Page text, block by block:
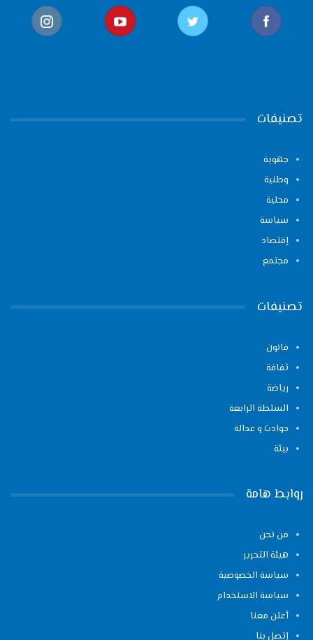
تصنيفات
جهوية
وطنية
محلية
سياسة
إقتصاد
مجتمع
تصنيفات
قانون
ثقافة
رياضة
السلطة الرابعة
حوادث و عدالة
بيئة
روابط هامة
من نحن
هيئة التحرير
سياسة الخصوصية
سياسة الاستخدام
أعلن معنا
إتصل بنا